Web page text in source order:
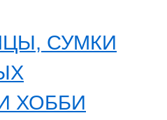
СУМКИ
ХОББИ